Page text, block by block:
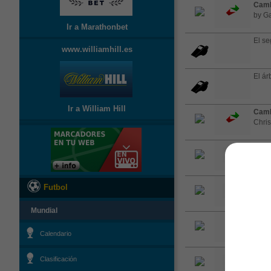
Ir a Marathonbet
www.williamhill.es
Ir a William Hill
Futbol
Mundial
Calendario
Clasificación
by
El
El